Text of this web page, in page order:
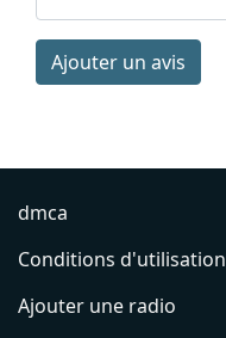
Ajouter un avis
dmca
Conditions d'utilisation
Ajouter une radio